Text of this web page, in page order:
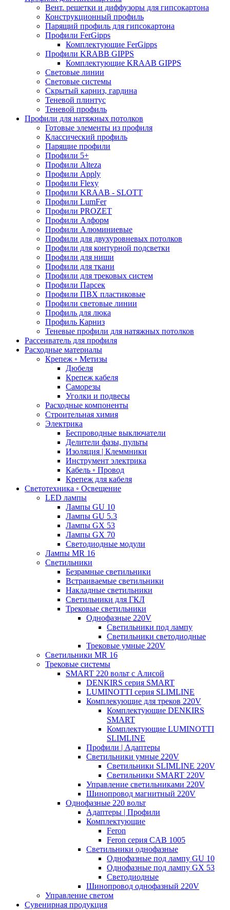
Вент. решетки и диффузоры для гипсокартона
Конструкционный профиль
Парящий профиль для гипсокартона
Профили FerGipps
Комплектующие FerGipps
Профили KRABB GIPPS
Комплектующие KRAAB GIPPS
Световые линии
Световые системы
Скрытый карниз, гардина
Теневой плинтус
Теневой профиль
Профили для натяжных потолков
Готовые элементы из профиля
Классический профиль
Парящие профили
Профили 5+
Профили Alteza
Профили Apply
Профили Flexy
Профили KRAAB - SLOTT
Профили LumFer
Профили PROZET
Профили Алформ
Профили Алюминиевые
Профили для двухуровневых потолков
Профили для контурной подсветки
Профили для ниши
Профили для ткани
Профили для трековых систем
Профили Парсек
Профили ПВХ пластиковые
Профили световые линии
Профиль для люка
Профиль Карниз
Теневые профили для натяжных потолков
Рассеиватель для профиля
Расходные материалы
Крепеж ◦ Метизы
Дюбеля
Крепеж кабеля
Саморезы
Уголки и подвесы
Расходные компоненты
Строительная химия
Электрика
Беспроводные выключатели
Делители фазы, пульты
Изоляция | Клеммники
Инструмент электрика
Кабель ◦ Провод
Крепеж для кабеля
Светотехника ◦ Освещение
LED лампы
Лампы GU 10
Лампы GU 5.3
Лампы GX 53
Лампы GX 70
Светодиодные модули
Лампы MR 16
Светильники
Безрамные светильники
Встраиваемые светильники
Накладные светильники
Светильники для ГКЛ
Трековые светильники
Однофазные 220V
Светильники под лампу
Светильники светодиодные
Трековые умные 220V
Светильники MR 16
Трековые системы
SMART 220 вольт c Алисой
DENKIRS серия SMART
LUMINOTTI серия SLIMLINE
Комплекующие для треков 220V
Комплектующие DENKIRS
SMART
Комплектующие LUMINOTTI
SLIMLINE
Профили | Адаптеры
Светильники умные 220V
Светильники SLIMLINE 220V
Светильники SMART 220V
Управление светильниками 220V
Шинопровод магнитный 220V
Однофазные 220 вольт
Адаптеры | Профили
Комплектующие
Feron
Feron серия CAB 1005
Светильники однофазные
Однофазные под лампу GU 10
Однофазные под лампу GX 53
Светодиодные
Шинопровод однофазный 220V
Управление светом
Сувенирная продукция